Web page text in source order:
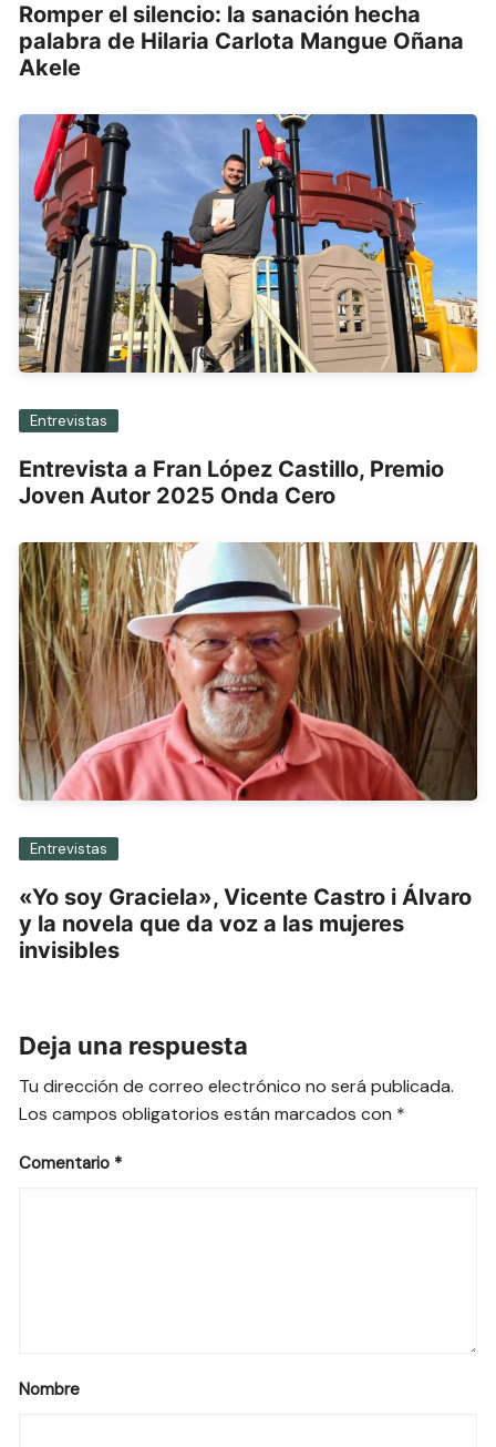
Romper el silencio: la sanación hecha
palabra de Hilaria Carlota Mangue Oñana
Akele
Entrevistas
Entrevista a Fran López Castillo, Premio
Joven Autor 2025 Onda Cero
Entrevistas
«Yo soy Graciela», Vicente Castro i Álvaro
y la novela que da voz a las mujeres
invisibles
Deja una respuesta
Tu dirección de correo electrónico no será publicada.
Los campos obligatorios están marcados con *
Comentario *
Nombre